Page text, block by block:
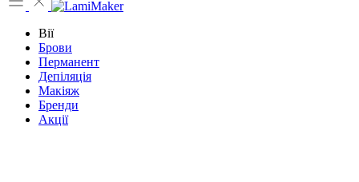
Вії
Брови
Перманент
Депіляція
Макіяж
Бренди
Акції